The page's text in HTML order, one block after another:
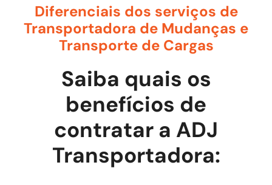
Diferenciais dos serviços de
Transportadora de Mudanças e
Transporte de Cargas
Saiba quais os
benefícios de
contratar a ADJ
Transportadora: